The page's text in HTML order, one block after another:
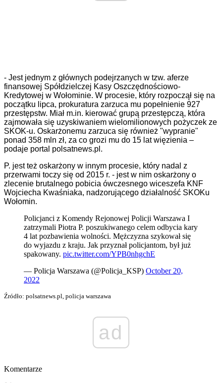
- Jest jednym z głównych podejrzanych w tzw. aferze
finansowej Spółdzielczej Kasy Oszczędnościowo-
Kredytowej w Wołominie. W procesie, który rozpoczął się na
początku lipca, prokuratura zarzuca mu popełnienie 927
przestępstw. Miał m.in. kierować grupą przestępczą, która
zajmowała się uzyskiwaniem wielomilionowych pożyczek ze
SKOK-u. Oskarżonemu zarzuca się również "wypranie"
ponad 358 mln zł, za co grozi mu do 15 lat więzienia –
podaje portal polsatnews.pl.
P. jest też oskarżony w innym procesie, który nadal z
przerwami toczy się od 2015 r. - jest w nim oskarżony o
zlecenie brutalnego pobicia ówczesnego wiceszefa KNF
Wojciecha Kwaśniaka, nadzorującego działalność SKOKu
Wołomin.
Policjanci z Komendy Rejonowej Policji Warszawa I
zatrzymali Piotra P. poszukiwanego celem odbycia kary
4 lat pozbawienia wolności. Mężczyzna szykował się
do wyjazdu z kraju. Jak przyznał policjantom, był już
spakowany. pic.twitter.com/YPB0nhgchE
— Policja Warszawa (@Policja_KSP) October 20,
2022
Źródło: polsatnews.pl, policja warszawa
ad
Komentarze